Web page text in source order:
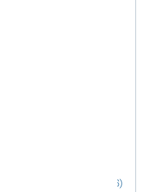
cm (66)